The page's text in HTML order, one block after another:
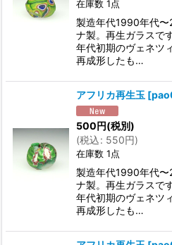
在庫数 1点
製造年代1990年代
ナ製。再生ガラスで
年代初期のヴェネツ
再成形したも…
アフリカ再生玉 [
500円(税別)
(税込: 550円)
在庫数 1点
製造年代1990年代
ナ製。再生ガラスで
年代初期のヴェネツ
再成形したも…